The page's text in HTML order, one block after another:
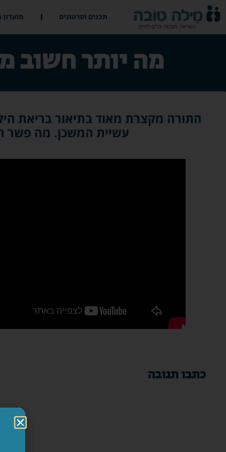
תכנים וסרטונים מועדון
מה יותר חשוב
התורה מקצרת מאוד בתיאור בריאת
עשיית המשכן. מה פשר
כתבו תגובה